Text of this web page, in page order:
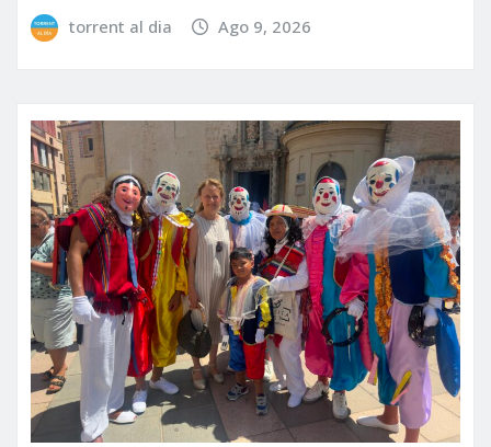
torrent al dia Ago 9, 2026